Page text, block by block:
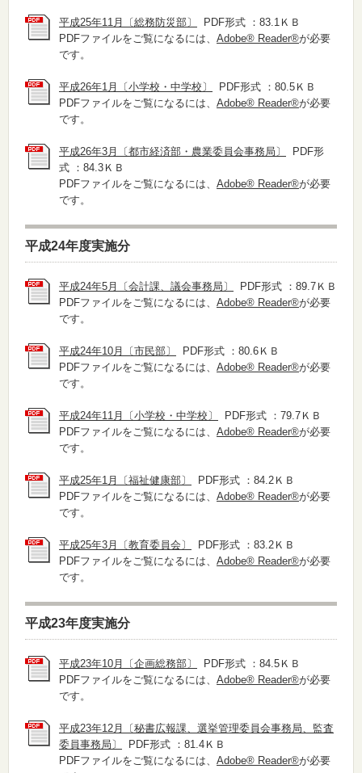
平成25年11月〔総務防災部〕
PDF形式 ：83.1ＫＢ
PDFファイルをご覧になるには、 Adobe® Reader®が必要
です。
平成26年1月〔小学校・中学校〕
PDF形式 ：80.5ＫＢ
PDFファイルをご覧になるには、 Adobe® Reader®が必要
です。
平成26年3月〔都市経済部・農業委員会事務局〕
PDF形
式 ：84.3ＫＢ
PDFファイルをご覧になるには、 Adobe® Reader®が必要
です。
平成24年度実施分
平成24年5月〔会計課、議会事務局〕
PDF形式 ：89.7ＫＢ
PDFファイルをご覧になるには、 Adobe® Reader®が必要
です。
平成24年10月〔市民部〕
PDF形式 ：80.6ＫＢ
PDFファイルをご覧になるには、 Adobe® Reader®が必要
です。
平成24年11月〔小学校・中学校〕
PDF形式 ：79.7ＫＢ
PDFファイルをご覧になるには、 Adobe® Reader®が必要
です。
平成25年1月〔福祉健康部〕
PDF形式 ：84.2ＫＢ
PDFファイルをご覧になるには、 Adobe® Reader®が必要
です。
平成25年3月〔教育委員会〕
PDF形式 ：83.2ＫＢ
PDFファイルをご覧になるには、 Adobe® Reader®が必要
です。
平成23年度実施分
平成23年10月〔企画総務部〕
PDF形式 ：84.5ＫＢ
PDFファイルをご覧になるには、 Adobe® Reader®が必要
です。
平成23年12月〔秘書広報課、選挙管理委員会事務局、監査
委員事務局〕
PDF形式 ：81.4ＫＢ
PDFファイルをご覧になるには、 Adobe® Reader®が必要